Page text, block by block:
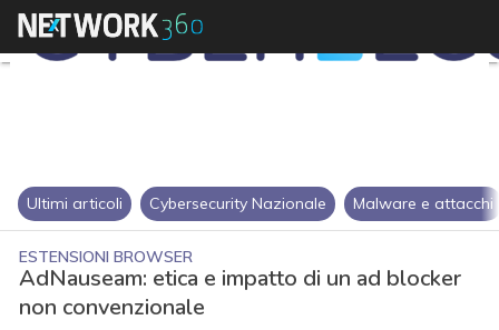
Ultimi articoli Cybersecurity Nazionale Malware e attacchi
ESTENSIONI BROWSER
AdNauseam: etica e impatto di un ad blocker
non convenzionale